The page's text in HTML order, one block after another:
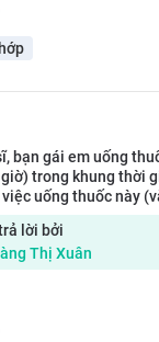
bạn gái em uống
trong khung thời
uống thuốc này
lời bởi
Thị Xuân